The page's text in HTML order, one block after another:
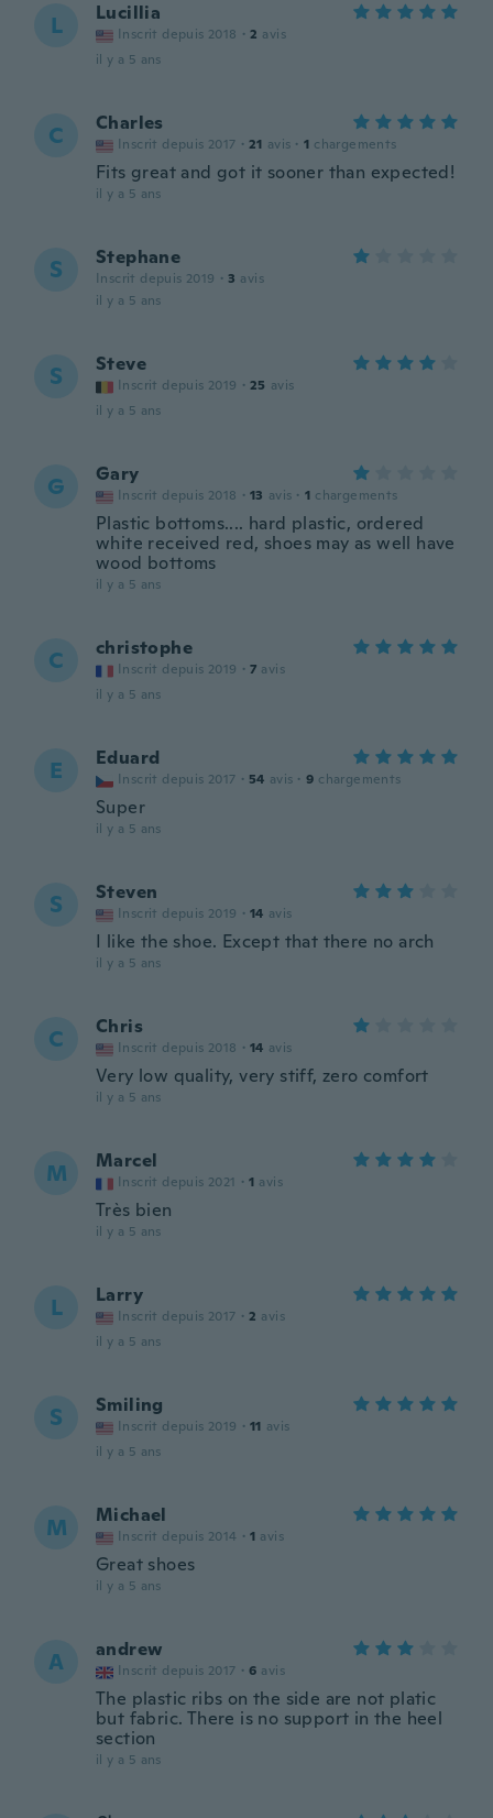
L Lucillia
Inscrit depuis 2018 · 2 avis
il y a 5 ans
C Charles
Inscrit depuis 2017 · 21 avis · 1 chargements
Fits great and got it sooner than expected!
il y a 5 ans
S Stephane
Inscrit depuis 2019 · 3 avis
il y a 5 ans
S Steve
Inscrit depuis 2019 · 25 avis
il y a 5 ans
G Gary
Inscrit depuis 2018 · 13 avis · 1 chargements
Plastic bottoms.... hard plastic, ordered
white received red, shoes may as well have
wood bottoms
il y a 5 ans
C christophe
Inscrit depuis 2019 · 7 avis
il y a 5 ans
E Eduard
Inscrit depuis 2017 · 54 avis · 9 chargements
Super
il y a 5 ans
S Steven
Inscrit depuis 2019 · 14 avis
I like the shoe. Except that there no arch
il y a 5 ans
C Chris
Inscrit depuis 2018 · 14 avis
Very low quality, very stiff, zero comfort
il y a 5 ans
M Marcel
Inscrit depuis 2021 · 1 avis
Très bien
il y a 5 ans
L Larry
Inscrit depuis 2017 · 2 avis
il y a 5 ans
S Smiling
Inscrit depuis 2019 · 11 avis
il y a 5 ans
M Michael
Inscrit depuis 2014 · 1 avis
Great shoes
il y a 5 ans
A andrew
Inscrit depuis 2017 · 6 avis
The plastic ribs on the side are not platic
but fabric. There is no support in the heel
section
il y a 5 ans